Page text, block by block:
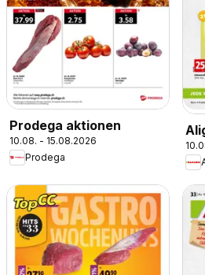
Prodega aktionen
10.08. - 15.08.2026
Prodega